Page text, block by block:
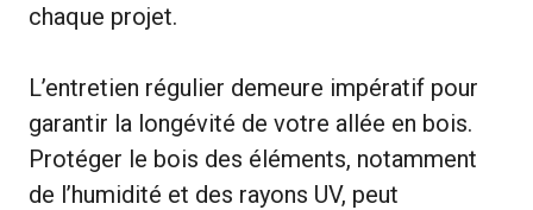
chaque projet.
L’entretien régulier demeure impératif pour
garantir la longévité de votre allée en bois.
Protéger le bois des éléments, notamment
de l’humidité et des rayons UV, peut